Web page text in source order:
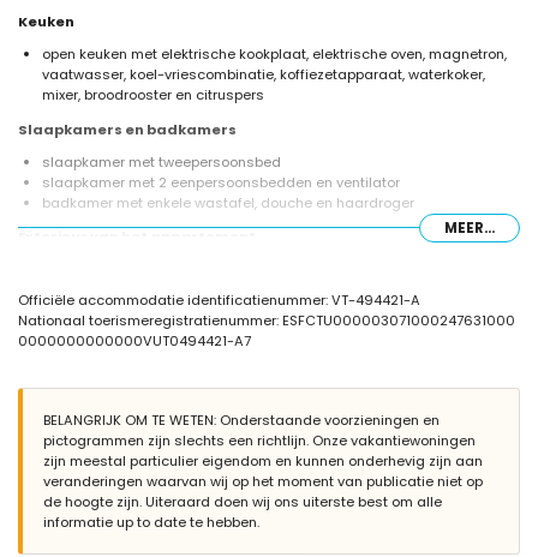
Keuken
open keuken met elektrische kookplaat, elektrische oven, magnetron,
vaatwasser, koel-vriescombinatie, koffiezetapparaat, waterkoker,
mixer, broodrooster en citruspers
Slaapkamers en badkamers
slaapkamer met tweepersoonsbed
slaapkamer met 2 eenpersoonsbedden en ventilator
badkamer met enkele wastafel, douche en haardroger
Meer informatie
dichtstbijzijnde stad: Jávea (binnen 2 kilometer van het appartement)
appartement)
dichtstbijzijnde haven: Club Náutico Jávea (binnen 1000 meter van
het appartement)
dichtstbijzijnde park: Montgó, Jávea (binnen 4 kilometer van het
appartement)
dichtstbijzijnde luchthaven: Alicante (binnen 100 kilometer van het
MEER...
Officiële accommodatie identificatienummer: VT-494421-A
Nationaal toerismeregistratienummer: ESFCTU000003071000247631000
0000000000000VUT0494421-A7
BELANGRIJK OM TE WETEN: Onderstaande voorzieningen en
pictogrammen zijn slechts een richtlijn. Onze vakantiewoningen
zijn meestal particulier eigendom en kunnen onderhevig zijn aan
veranderingen waarvan wij op het moment van publicatie niet op
de hoogte zijn. Uiteraard doen wij ons uiterste best om alle
informatie up to date te hebben.